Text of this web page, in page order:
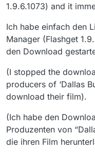
1.9.6.1073) and it
Ich habe einfach den
Manager (Flashget
den Download
(I stopped the
producers of ‘Dallas
download their film).
(Ich habe den
Produzenten von
die ihren Film